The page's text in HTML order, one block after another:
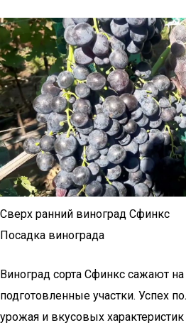
Сверх ранний виноград Сфинкс
Посадка винограда
Виноград сорта Сфинкс сажают на
подготовленные участки. Успех
урожая и вкусовых